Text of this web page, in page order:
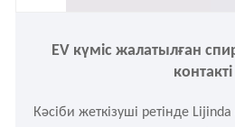
EV күміс жалатылған
контакті
Кәсіби жеткізуші ретінде Lijinda